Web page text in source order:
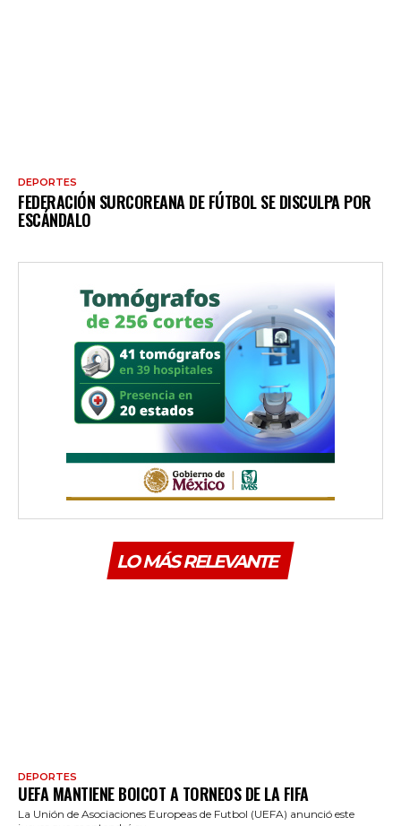
DEPORTES
FEDERACIÓN SURCOREANA DE FÚTBOL SE DISCULPA POR
ESCÁNDALO
LO MÁS RELEVANTE
DEPORTES
UEFA MANTIENE BOICOT A TORNEOS DE LA FIFA
La Unión de Asociaciones Europeas de Futbol (UEFA) anunció este